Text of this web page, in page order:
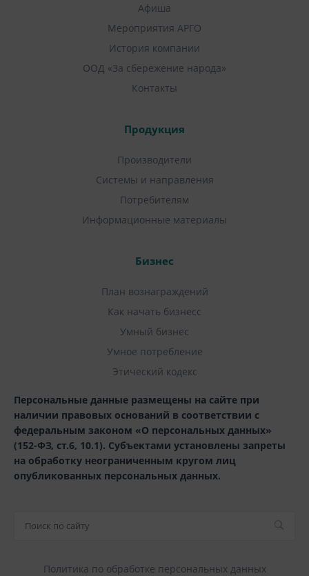
Афиша
Мероприятия АРГО
История компании
ООД «За сбережение народа»
Контакты
Продукция
Производители
Системы и направления
Потребителям
Информационные материалы
Бизнес
План вознаграждений
Как начать бизнесс
Умный бизнес
Умное потребление
Этический кодекс
Персональные данные размещены на сайте при
наличии правовых оснований в соответствии с
федеральным законом «О персональных данных»
(152-ФЗ, ст.6, 10.1). Субъектами установлены запреты
на обработку неограниченным кругом лиц
опубликованных персональных данных.
Политика по обработке персональных данных